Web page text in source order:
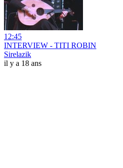
12:45
INTERVIEW - TITI ROBIN
Sirelazik
il y a 18 ans